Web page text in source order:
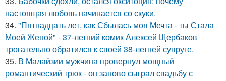
настоящая любовь начинается со скуки.
34. "Пятнадцать лет, как Сбылась моя Мечта - ты Стала
Моей Женой" - 37-летний комик Алексей Щербаков
трогательно обратился к своей 38-летней супруге.
35. В Малайзии мужчина провернул мощный
романтический трюк - он заново сыграл свадьбу с